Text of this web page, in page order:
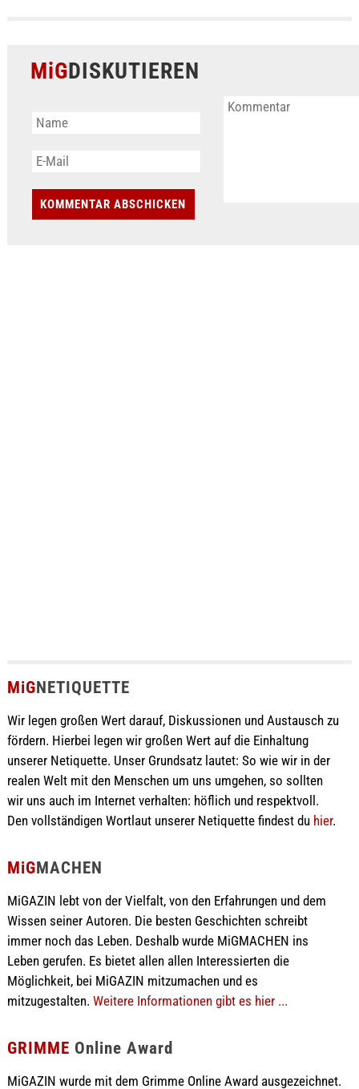
MiGDISKUTIEREN
MiGNETIQUETTE
Wir legen großen Wert darauf, Diskussionen und Austausch zu
fördern. Hierbei legen wir großen Wert auf die Einhaltung
unserer Netiquette. Unser Grundsatz lautet: So wie wir in der
realen Welt mit den Menschen um uns umgehen, so sollten
wir uns auch im Internet verhalten: höflich und respektvoll.
Den vollständigen Wortlaut unserer Netiquette findest du hier.
MiGMACHEN
MiGAZIN lebt von der Vielfalt, von den Erfahrungen und dem
Wissen seiner Autoren. Die besten Geschichten schreibt
immer noch das Leben. Deshalb wurde MiGMACHEN ins
Leben gerufen. Es bietet allen allen Interessierten die
Möglichkeit, bei MiGAZIN mitzumachen und es
mitzugestalten. Weitere Informationen gibt es hier ...
GRIMME Online Award
MiGAZIN wurde mit dem Grimme Online Award ausgezeichnet.